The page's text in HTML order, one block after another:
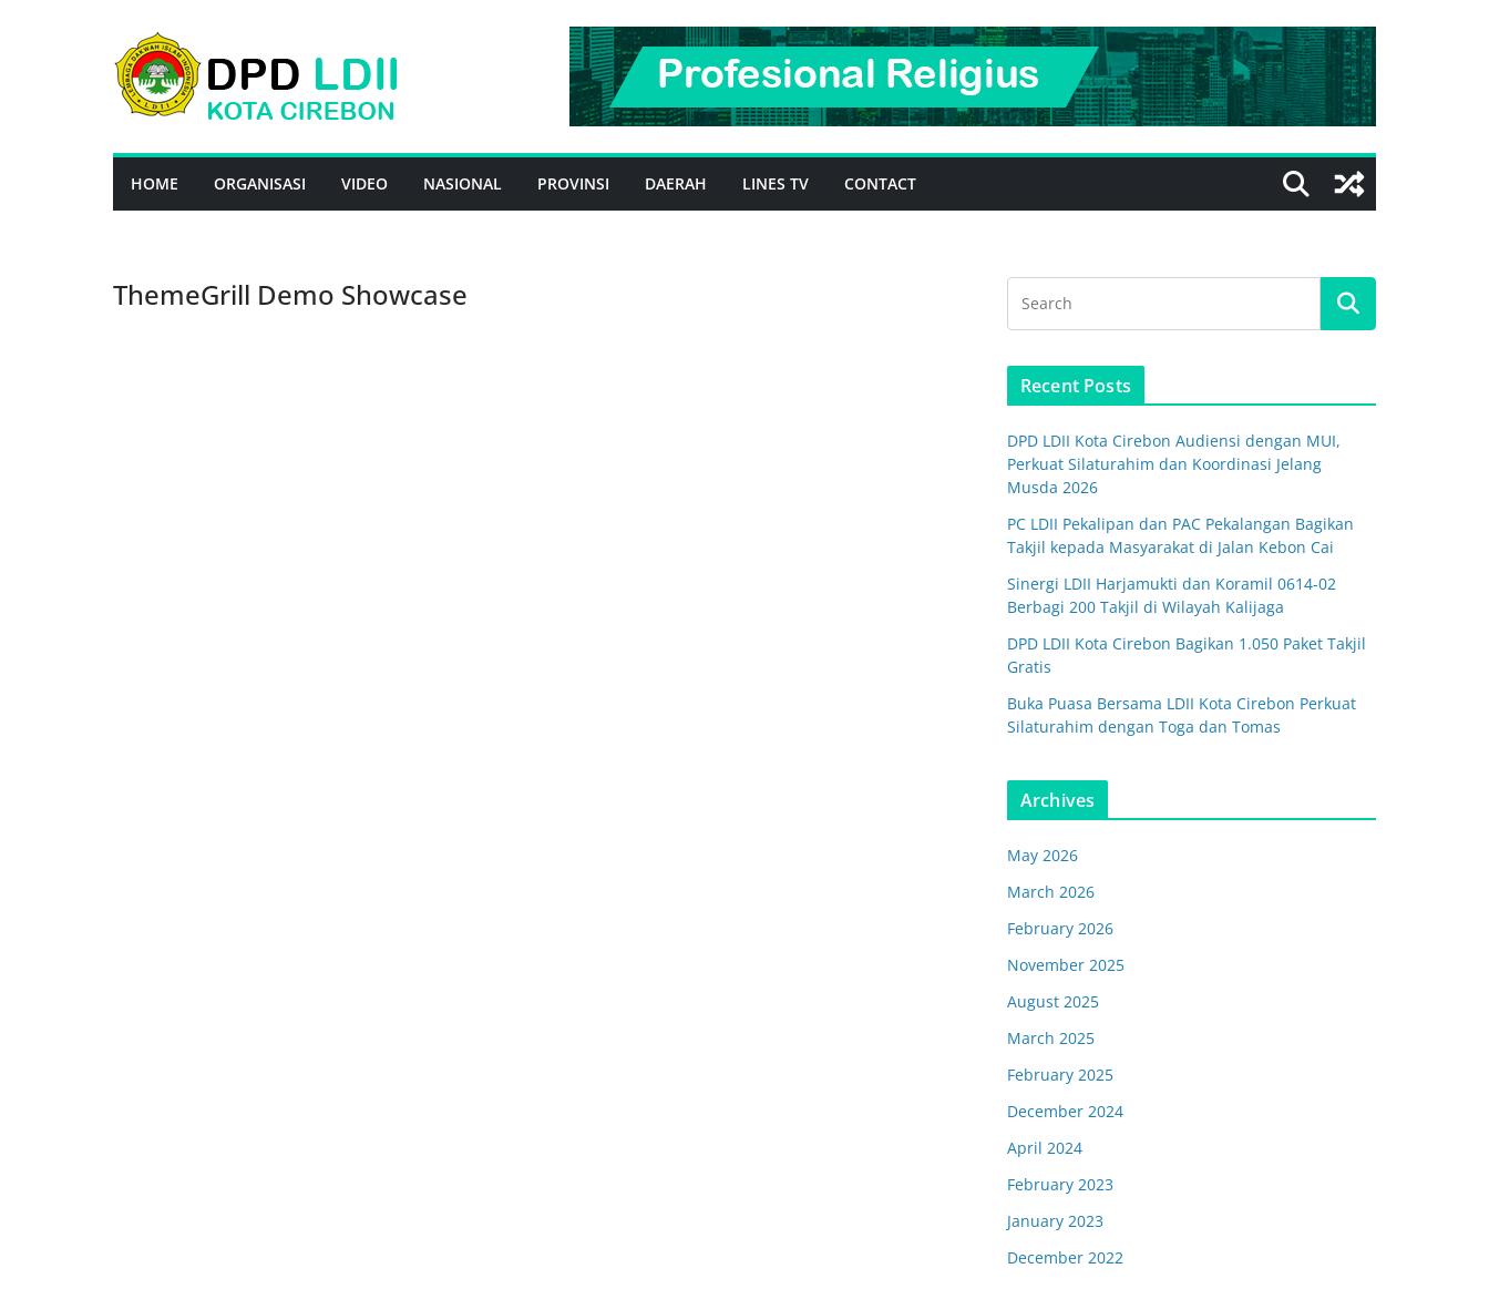
HOME ORGANISASI VIDEO NASIONAL PROVINSI DAERAH LINES TV CONTACT
ThemeGrill Demo Showcase
Recent Posts
DPD LDII Kota Cirebon Audiensi dengan MUI,
Perkuat Silaturahim dan Koordinasi Jelang
Musda 2026
PC LDII Pekalipan dan PAC Pekalangan Bagikan
Takjil kepada Masyarakat di Jalan Kebon Cai
Sinergi LDII Harjamukti dan Koramil 0614-02
Berbagi 200 Takjil di Wilayah Kalijaga
DPD LDII Kota Cirebon Bagikan 1.050 Paket Takjil
Gratis
Buka Puasa Bersama LDII Kota Cirebon Perkuat
Silaturahim dengan Toga dan Tomas
Archives
May 2026
March 2026
February 2026
November 2025
August 2025
March 2025
February 2025
December 2024
April 2024
February 2023
January 2023
December 2022